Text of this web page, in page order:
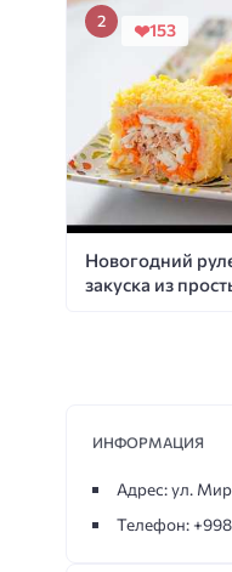
Новогодний
закуска из
153
ИНФОРМАЦИЯ
Адрес: ул.
Телефон: